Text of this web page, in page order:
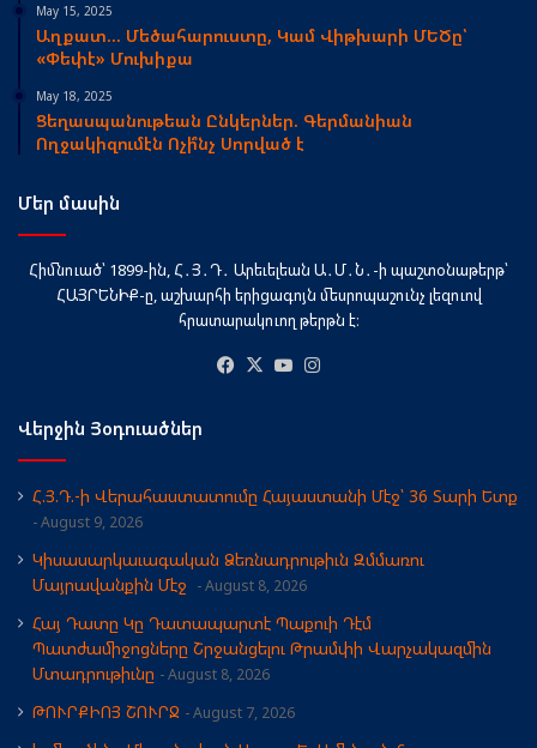
May 15, 2025
Աղքատ… Մեծահարուստը, Կամ Վիթխարի ՄԵԾը՝
«Փեփէ» Մուխիքա
May 18, 2025
Ցեղասպանութեան Ընկերներ. Գերմանիան
Ողջակիզումէն Ոչի՞նչ Սորված է
Մեր մասին
Հիմնուած՝ 1899-ին, Հ․Յ․Դ․ Արեւելեան Ա․Մ․Ն․-ի պաշտօնաթերթ՝
ՀԱՅՐԵՆԻՔ-ը, աշխարհի երիցագոյն մեսրոպաշունչ լեզուով
հրատարակուող թերթն է։
Facebook
X YouTube
Վերջին Յօդուածներ
Հ.Յ.Դ.-ի Վերահաստատումը Հայաստանի Մէջ՝ 36 Տարի Ետք
August 9, 2026
Կիսասարկաւագական Ձեռնադրութիւն Զմմառու
Մայրավանքին Մէջ
August 8, 2026
Հայ Դատը Կը Դատապարտէ Պաքուի Դէմ
Պատժամիջոցները Շրջանցելու Թրամփի Վարչակազմին
Մտադրութիւնը
August 8, 2026
ԹՈՒՐՔԻՈՅ ՇՈՒՐՋ August 7, 2026